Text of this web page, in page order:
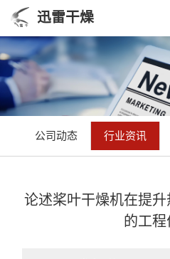
迅雷干燥
公司动态 行业资讯
论述桨叶干燥机在提
的工程